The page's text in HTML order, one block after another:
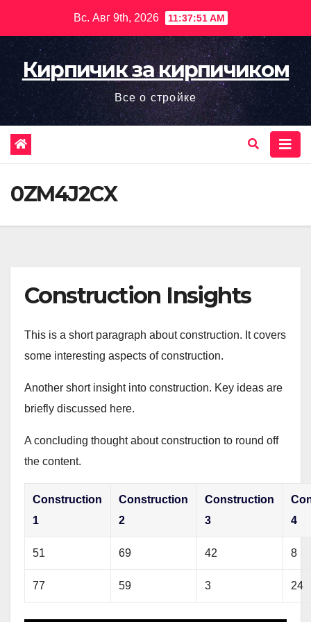
содержимому
Вс. Авг 9th, 2026 11:37:52 AM
Кирпичик за кирпичиком
Все о стройке
0ZM4J2CX
Construction Insights
This is a short paragraph about construction. It covers
some interesting aspects of construction.
Another short insight into construction. Key ideas are
briefly discussed here.
A concluding thought about construction to round off
the content.
Construction
1
Construction
2
Construction
3
4
51 69 42 8
77 59 3 24